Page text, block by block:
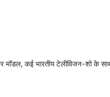
मॉडल, कई भारतीय टेलीविजन-शो के